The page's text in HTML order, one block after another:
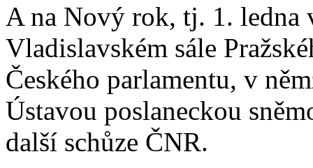
A na Nový rok, tj. 1. ledna
Vladislavském sále
Českého parlamentu, v
Ústavou poslaneckou
další schůze ČNR.